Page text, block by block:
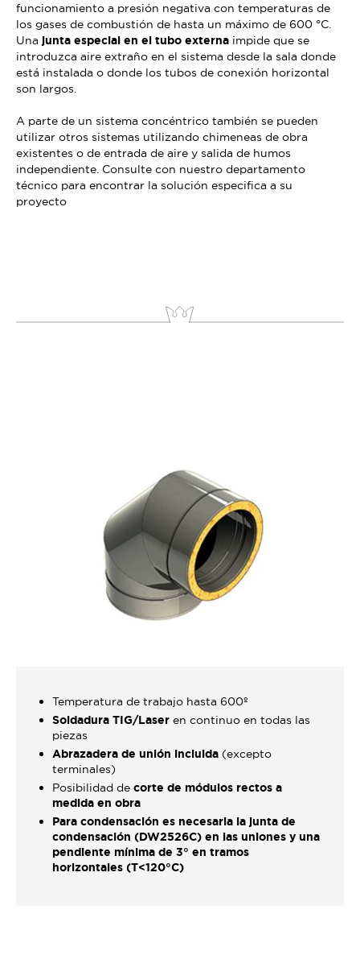
funcionamiento a presión negativa con temperaturas de
los gases de combustión de hasta un máximo de 600 °C.
Una junta especial en el tubo externa impide que se
introduzca aire extraño en el sistema desde la sala donde
está instalada o donde los tubos de conexión horizontal
son largos.
A parte de un sistema concéntrico también se pueden
utilizar otros sistemas utilizando chimeneas de obra
existentes o de entrada de aire y salida de humos
independiente. Consulte con nuestro departamento
técnico para encontrar la solución especifica a su
proyecto
Temperatura de trabajo hasta 600º
Soldadura TIG/Laser en continuo en todas las
piezas
Abrazadera de unión incluida (excepto
terminales)
Posibilidad de corte de módulos rectos a
medida en obra
Para condensación es necesaria la junta de
condensación (DW2526C) en las uniones y una
pendiente mínima de 3° en tramos
horizontales (T<120°C)